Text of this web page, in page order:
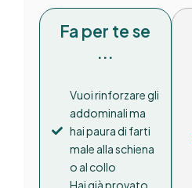
Fa per te se
...
Vuoi rinforzare gli
addominali ma
hai paura di farti
male alla schiena
o al collo
Hai già provato